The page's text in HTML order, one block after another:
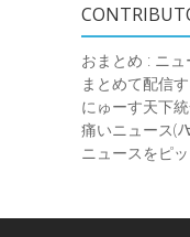
おまとめ : ニュ
まとめて配信
にゅーす天下
痛いニュース(ﾉ
ニュースをピ